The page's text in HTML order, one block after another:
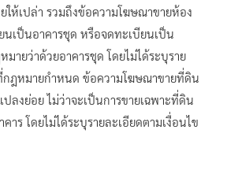
ให้เปล่า รวมถึงข้อความโฆษณาขายห้อง
นเป็นอาคารชุด หรือจดทะเบียนเป็น
ายว่าด้วยอาคารชุด โดยไม่ได้ระบุราย
กฎหมายกำหนด ข้อความโฆษณาขายที่ดิน
ลงย่อย ไม่ว่าจะเป็นการขายเฉพาะที่ดิน
ร โดยไม่ได้ระบุรายละเอียดตามเงื่อนไข